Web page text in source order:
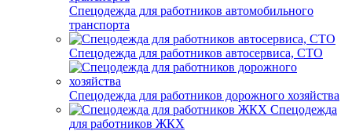
Спецодежда для работников автомобильного
транспорта
Спецодежда для работников автосервиса, СТО
Спецодежда для работников дорожного хозяйства
Спецодежда
для работников ЖКХ